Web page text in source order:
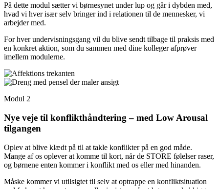
På dette modul sætter vi børnesynet under lup og går i dybden med,
hvad vi hver især selv bringer ind i relationen til de mennesker, vi
arbejder med.
For hver undervisningsgang vil du blive sendt tilbage til praksis med
en konkret aktion, som du sammen med dine kolleger afprøver
imellem modulerne.
Modul 2
Nye veje til konflikthåndtering – med Low Arousal
tilgangen
Oplev at blive klædt på til at takle konflikter på en god måde.
Mange af os oplever at komme til kort, når de STORE følelser raser,
og børnene enten kommer i konflikt med os eller med hinanden.
Måske kommer vi utilsigtet til selv at optrappe en konfliktsituation